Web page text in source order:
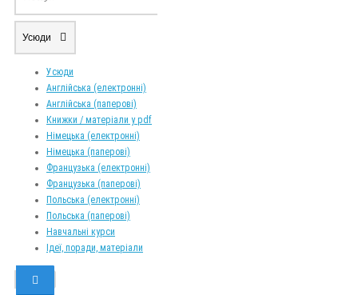
Усюди
Усюди
Англійська (електронні)
Англійська (паперові)
Книжки / матеріали у pdf
Німецька (електронні)
Німецька (паперові)
Французька (електронні)
Французька (паперові)
Польська (електронні)
Польська (паперові)
Навчальні курси
Ідеї, поради, матеріали